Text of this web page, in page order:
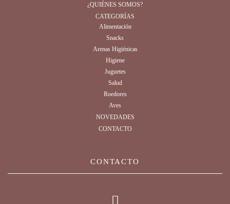
¿QUIÉNES SOMOS?
CATEGORÍAS
Alimentación
Snacks
Arenas Higiénicas
Higiene
Juguetes
Salud
Roedores
Aves
NOVEDADES
CONTACTO
CONTACTO